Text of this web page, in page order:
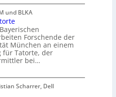
und BLKA
Forschende der
München an einem
für Tatorte, der
bei…
Scharrer, Dell